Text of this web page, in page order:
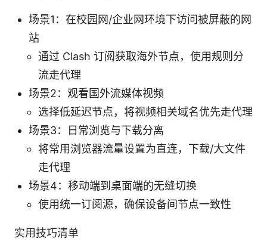
场景1：在校园网/企业网环境下访问被屏蔽的网
站
通过 Clash 订阅获取海外节点，使用规则分
流走代理
场景2：观看国外流媒体视频
选择低延迟节点，将视频相关域名优先走代理
场景3：日常浏览与下载分离
将常用浏览器流量设置为直连，下载/大文件
走代理
场景4：移动端到桌面端的无缝切换
使用统一订阅源，确保设备间节点一致性
实用技巧清单